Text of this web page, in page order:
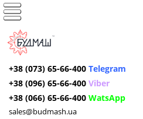
+38 (073) 65-66-400 Telegram
+38 (096) 65-66-400 Viber
+38 (066) 65-66-400 WatsApp
sales@budmash.ua